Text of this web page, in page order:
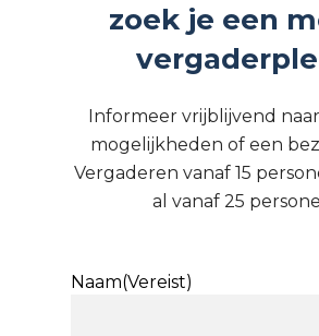
zoek je een
Informeer vrijblijvend
mogelijkheden of een
Vergaderen vanaf 15
al vanaf 25
Naam(Vereist)